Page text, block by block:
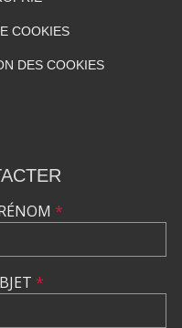
COOKIES
DES COOKIES
*
*